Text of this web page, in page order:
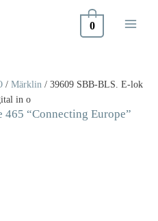
0
/ Märklin / 39609 SBB-BLS. E-lok
in o
“Connecting Europe”